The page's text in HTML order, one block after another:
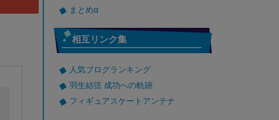
まとめα
相互リンク集
人気ブログランキング
羽生結弦 成功への軌跡
フィギュアスケートアンテナ